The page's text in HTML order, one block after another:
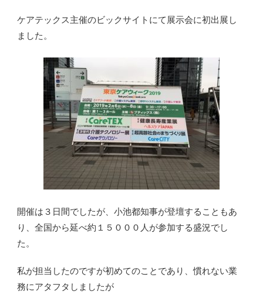
ケアテックス主催のビックサイトにて展示会に初出展し
ました。
開催は３日間でしたが、小池都知事が登壇することもあ
り、全国から延べ約１５０００人が参加する盛況でし
た。
私が担当したのですが初めてのことであり、慣れない業
務にアタフタしましたが